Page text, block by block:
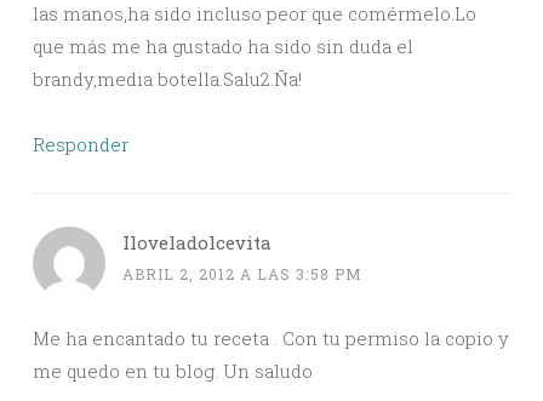
las manos,ha sido incluso peor que comérmelo.Lo
que más me ha gustado ha sido sin duda el
brandy,media botella.Salu2.Ña!
Responder
Iloveladolcevita
ABRIL 2, 2012 A LAS 3:58 PM
Me ha encantado tu receta . Con tu permiso la copio y
me quedo en tu blog. Un saludo